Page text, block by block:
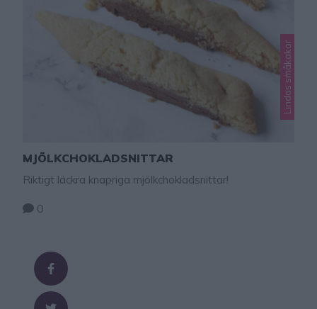
Lindas småkakor
MJÖLKCHOKLADSNITTAR
Riktigt läckra knapriga mjölkchokladsnittar!
0